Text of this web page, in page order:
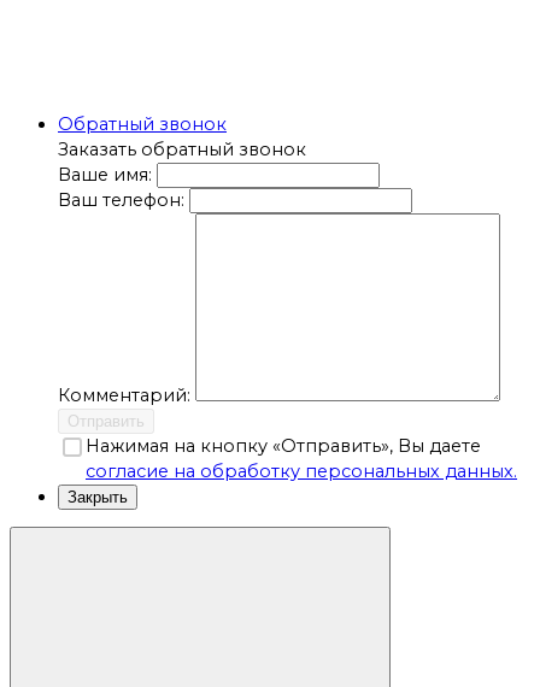
Обратный звонок
Заказать обратный звонок
Ваше имя:
Ваш телефон:
Комментарий:
Отправить
Нажимая на кнопку «Отправить», Вы даете
согласие на обработку персональных данных.
Закрыть